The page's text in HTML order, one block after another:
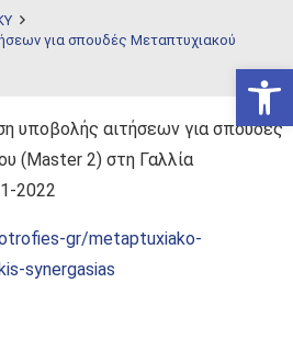
για σπουδές Μεταπτυχιακού
υποβολής αιτήσεων για σπουδές
(Master 2) στη Γαλλία
2022
gr/metaptuxiako-
synergasias